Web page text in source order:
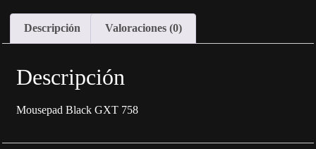
Descripción Valoraciones (0)
Descripción
Mousepad Black GXT 758